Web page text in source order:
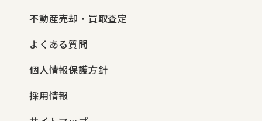
不動産売却・買取査定
よくある質問
個人情報保護方針
採用情報